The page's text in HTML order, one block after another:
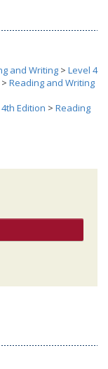
and Writing > Level 4
> Reading and Writing
Edition > Reading